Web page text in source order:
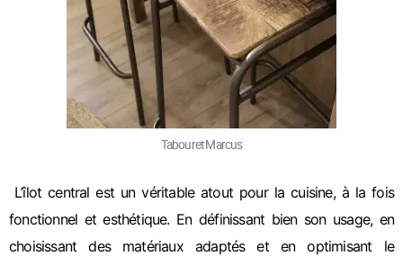
Tabouret Marcus
L’îlot central est un véritable atout pour la cuisine, à la fois
fonctionnel et esthétique. En définissant bien son usage, en
choisissant des matériaux adaptés et en optimisant le